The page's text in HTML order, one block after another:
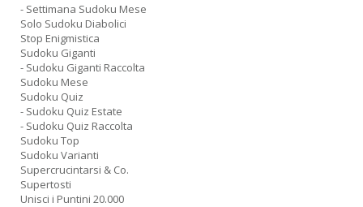
- Settimana Sudoku Mese
Solo Sudoku Diabolici
Stop Enigmistica
Sudoku Giganti
- Sudoku Giganti Raccolta
Sudoku Mese
Sudoku Quiz
- Sudoku Quiz Estate
- Sudoku Quiz Raccolta
Sudoku Top
Sudoku Varianti
Supercrucintarsi & Co.
Supertosti
Unisci i Puntini 20.000